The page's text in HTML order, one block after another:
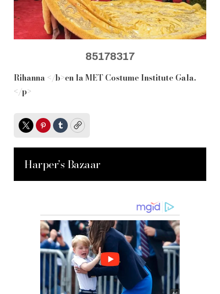
85178317
Rihanna </b>en la MET Costume Institute Gala.
</p>
TwitterPinterest
TumblrCopy
Harper’s Bazaar